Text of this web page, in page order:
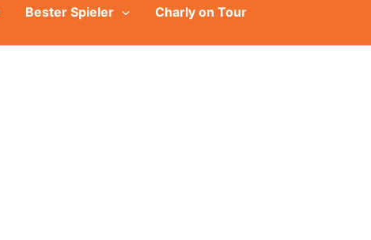
Bester Spieler
Charly on Tour